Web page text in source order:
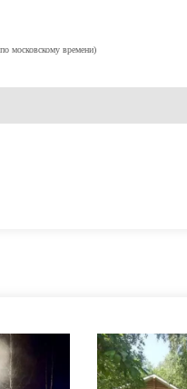
московскому времени)